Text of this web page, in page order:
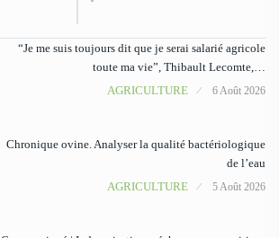
“Je me suis toujours dit que je serai salarié agricole
toute ma vie”, Thibault Lecomte,…
AGRICULTURE
6 Août 2026
Chronique ovine. Analyser la qualité bactériologique
de l’eau
AGRICULTURE
5 Août 2026